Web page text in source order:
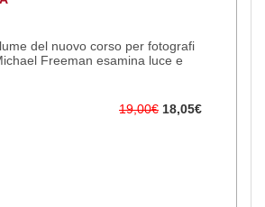
del nuovo corso per fotografi
Freeman esamina luce e
19,00€ 18,05€